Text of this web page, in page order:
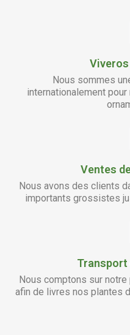
Nous sommes
internationalement
Nous avons des clients
importants grossistes
Nous comptons sur
afin de livres nos plantes